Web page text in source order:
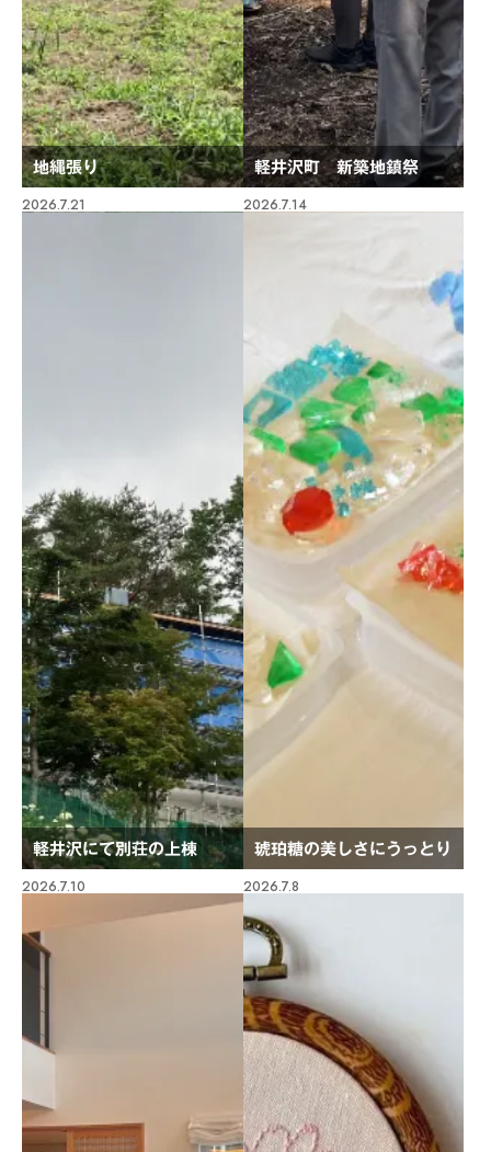
地縄張り 軽井沢町 新築地鎮祭
2026.7.21
軽井沢にて別荘の上棟
2026.7.14
琥珀糖の美しさにうっとり
2026.7.10 2026.7.8